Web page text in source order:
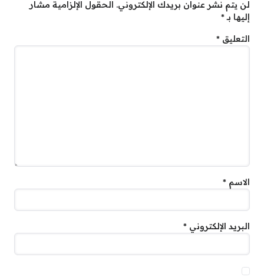
لن يتم نشر عنوان بريدك الإلكتروني. الحقول الإلزامية مشار
إليها بـ*
التعليق *
الاسم *
البريد الإلكتروني *